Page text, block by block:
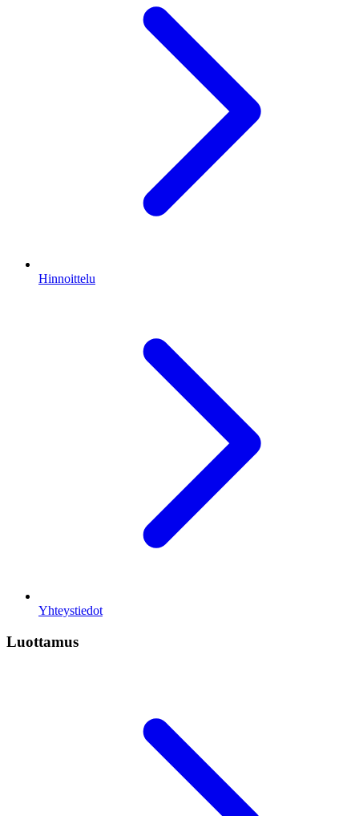
Hinnoittelu
Yhteystiedot
Luottamus